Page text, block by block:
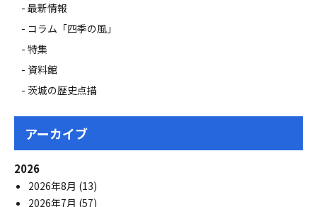
最新情報
コラム「四季の風」
特集
資料館
茨城の歴史点描
アーカイブ
2026
2026年8月 (13)
2026年7月 (57)